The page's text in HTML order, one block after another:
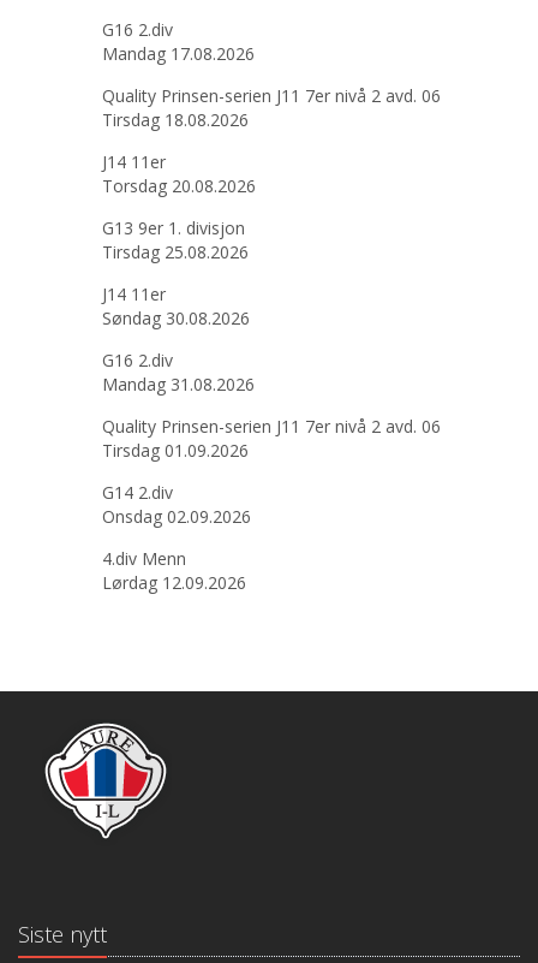
G16 2.div
Mandag 17.08.2026
Quality Prinsen-serien J11 7er nivå 2 avd. 06
Tirsdag 18.08.2026
J14 11er
Torsdag 20.08.2026
G13 9er 1. divisjon
Tirsdag 25.08.2026
J14 11er
Søndag 30.08.2026
G16 2.div
Mandag 31.08.2026
Quality Prinsen-serien J11 7er nivå 2 avd. 06
Tirsdag 01.09.2026
G14 2.div
Onsdag 02.09.2026
4.div Menn
Lørdag 12.09.2026
Siste nytt